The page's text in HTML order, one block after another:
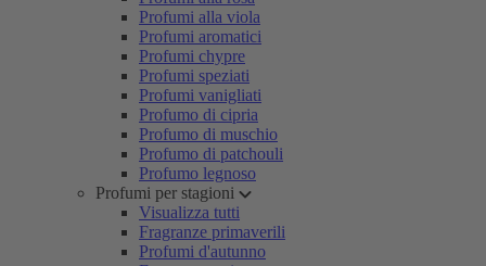
Profumi alla viola
Profumi aromatici
Profumi chypre
Profumi speziati
Profumi vanigliati
Profumo di cipria
Profumo di muschio
Profumo di patchouli
Profumo legnoso
Profumi per stagioni
Visualizza tutti
Fragranze primaverili
Profumi d'autunno